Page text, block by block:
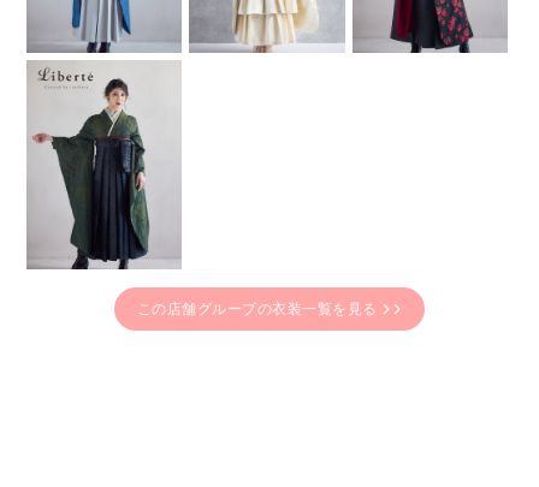
この店舗グループの衣装一覧を見る